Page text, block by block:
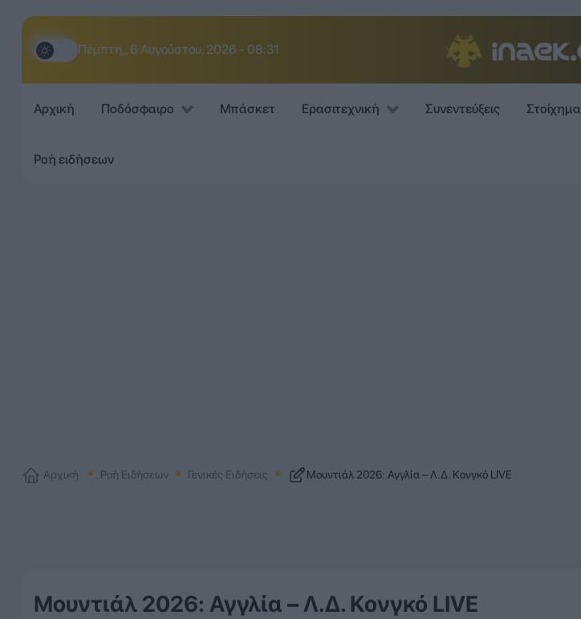
Πέμπτη,, 6 Αυγούστου, 2026 - 08:31
Αρχική Ποδόσφαιρο Μπάσκετ Ερασιτεχνική Συνεντεύξεις Στοίχημα
Ροή ειδήσεων
Αρχική Ροή Ειδήσεων Γενικές Ειδήσεις Μουντιάλ 2026: Αγγλία – Λ.Δ. Κονγκό LIVE
Μουντιάλ 2026: Αγγλία – Λ.Δ. Κονγκό LIVE